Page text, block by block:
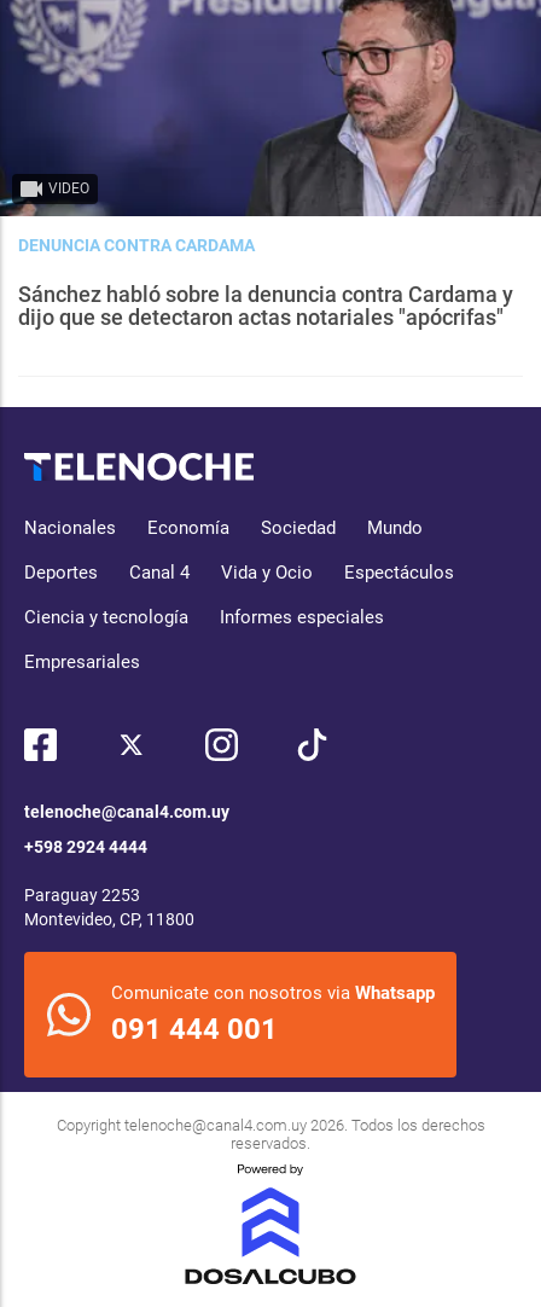
VIDEO
DENUNCIA CONTRA CARDAMA
Sánchez habló sobre la denuncia contra Cardama y
dijo que se detectaron actas notariales "apócrifas"
Nacionales Economía Sociedad Mundo
Deportes Canal 4 Vida y Ocio Espectáculos
Ciencia y tecnología Informes especiales
Empresariales
telenoche@canal4.com.uy
+598 2924 4444
Paraguay 2253
Montevideo, CP, 11800
Comunicate con nosotros via Whatsapp
091 444 001
Copyright telenoche@canal4.com.uy2026. Todos los derechos
reservados.